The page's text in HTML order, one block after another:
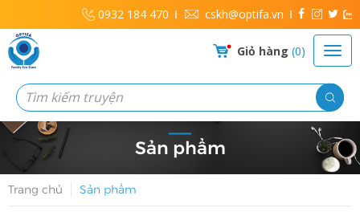
0932 184 470 cskh@optifa.vn
Giỏ hàng 0
Sản phẩm
Trang chủ Sản phẩm